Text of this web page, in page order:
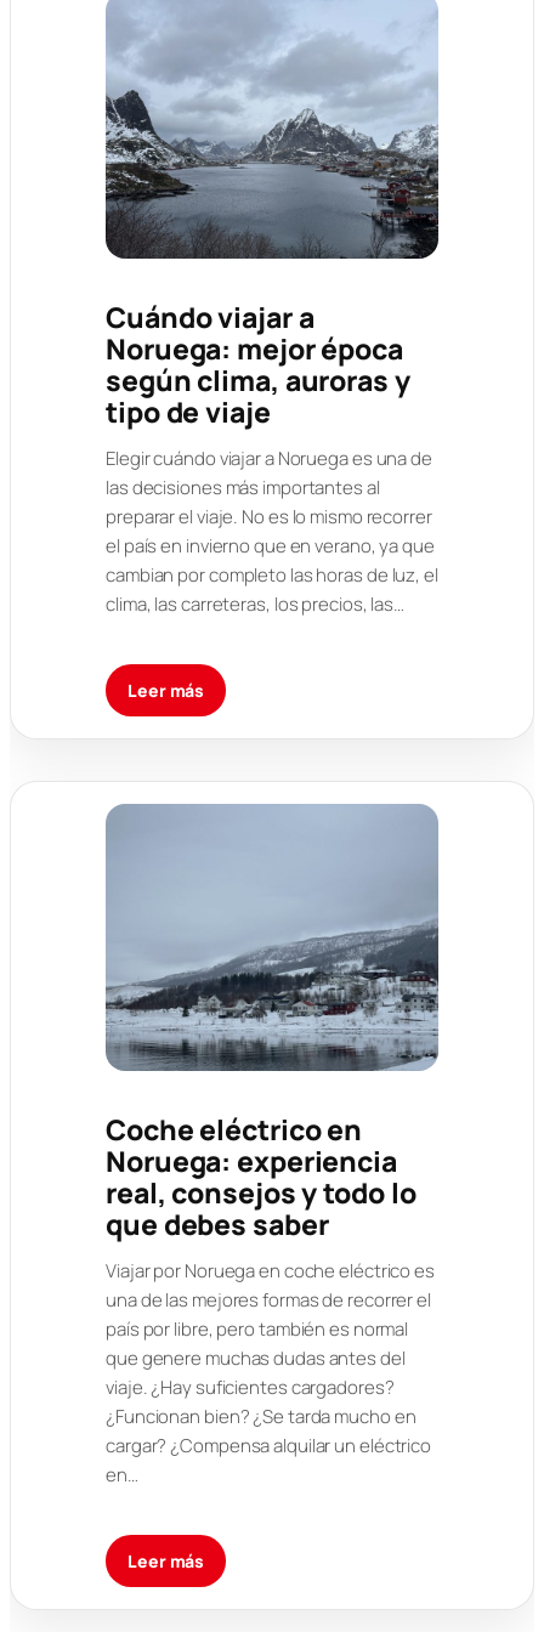
Cuándo viajar a
Noruega: mejor época
según clima, auroras y
tipo de viaje
Elegir cuándo viajar a Noruega es una de
las decisiones más importantes al
preparar el viaje. No es lo mismo recorrer
el país en invierno que en verano, ya que
cambian por completo las horas de luz, el
clima, las carreteras, los precios, las…
Leer más
Coche eléctrico en
Noruega: experiencia
real, consejos y todo lo
que debes saber
Viajar por Noruega en coche eléctrico es
una de las mejores formas de recorrer el
país por libre, pero también es normal
que genere muchas dudas antes del
viaje. ¿Hay suficientes cargadores?
¿Funcionan bien? ¿Se tarda mucho en
cargar? ¿Compensa alquilar un eléctrico
en…
Leer más